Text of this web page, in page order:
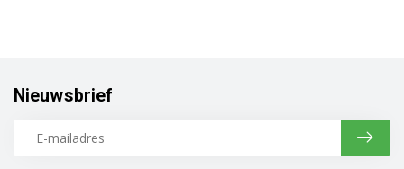
Bosch TCC78K751C/08
Nieuwsbrief